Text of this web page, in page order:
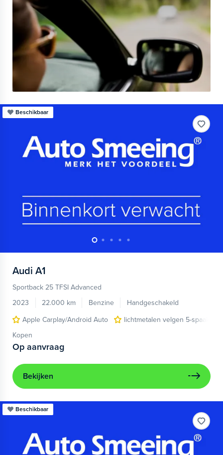
Beschikbaar
Audi A1
Sportback 25 TFSI Advanced
2023
22.000 km Benzine
Handgeschakeld
Apple Carplay/Android Auto
lichtmetalen velgen 5-spaaks
Kopen
Op aanvraag
Bekijken
Beschikbaar